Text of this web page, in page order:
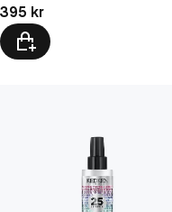
Pris: 395 kr
395 kr